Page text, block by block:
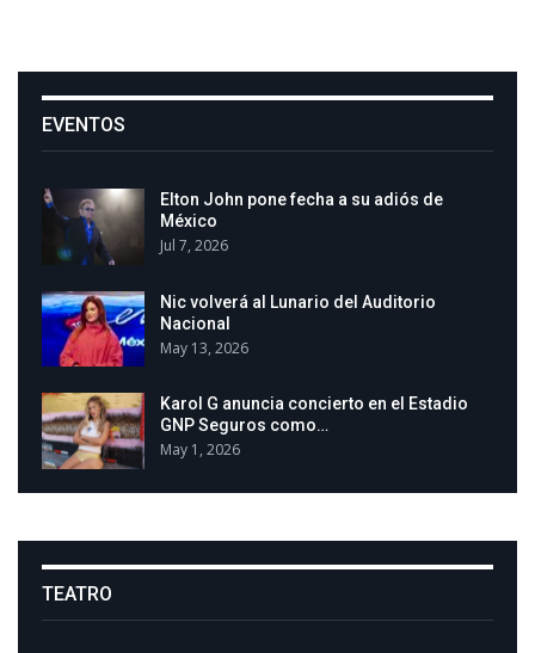
EVENTOS
Elton John pone fecha a su adiós de
México
Jul 7, 2026
Nic volverá al Lunario del Auditorio
Nacional
May 13, 2026
Karol G anuncia concierto en el Estadio
GNP Seguros como…
May 1, 2026
TEATRO